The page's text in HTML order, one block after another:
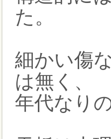
た。
細かい傷
は無く、
年代なり